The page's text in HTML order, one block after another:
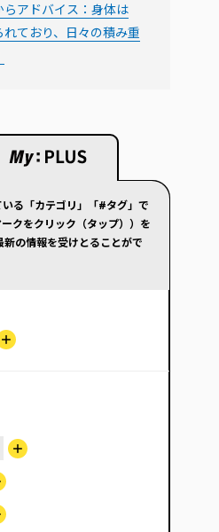
アドバイス：身体は
れており、日々の積み重
る「カテゴリ」「#タグ」で
クをクリック（タップ））を
の情報を受けとることがで